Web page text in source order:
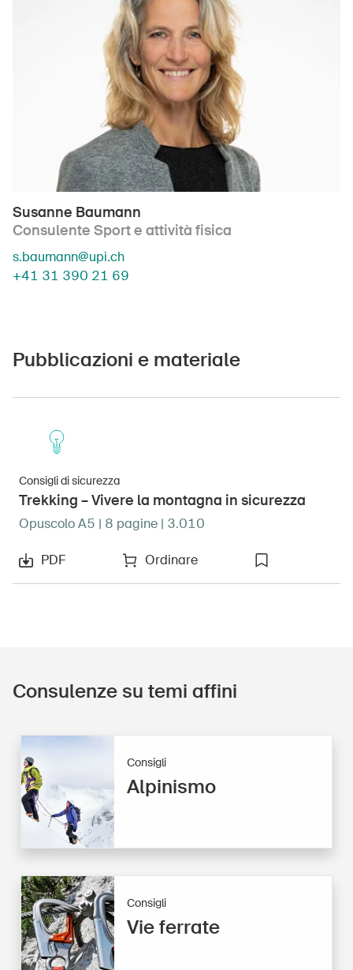
Susanne Baumann
Consulente Sport e attività fisica
s.baumann@upi.ch
+41 31 390 21 69
Pubblicazioni e materiale
Consigli di sicurezza
Trekking – Vivere la montagna in sicurezza
Opuscolo A5 | 8 pagine | 3.010
PDF Ordinare
Consulenze su temi affini
Consigli
Alpinismo
Consigli
Vie ferrate